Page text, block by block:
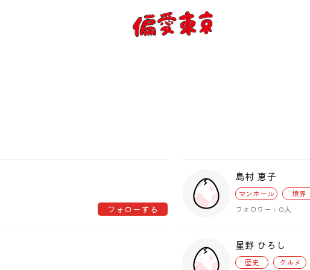
お知らせ
フォローする
島村 恵子
マンホール
境界
フォロワー：0人
星野 ひろし
歴史
グルメ